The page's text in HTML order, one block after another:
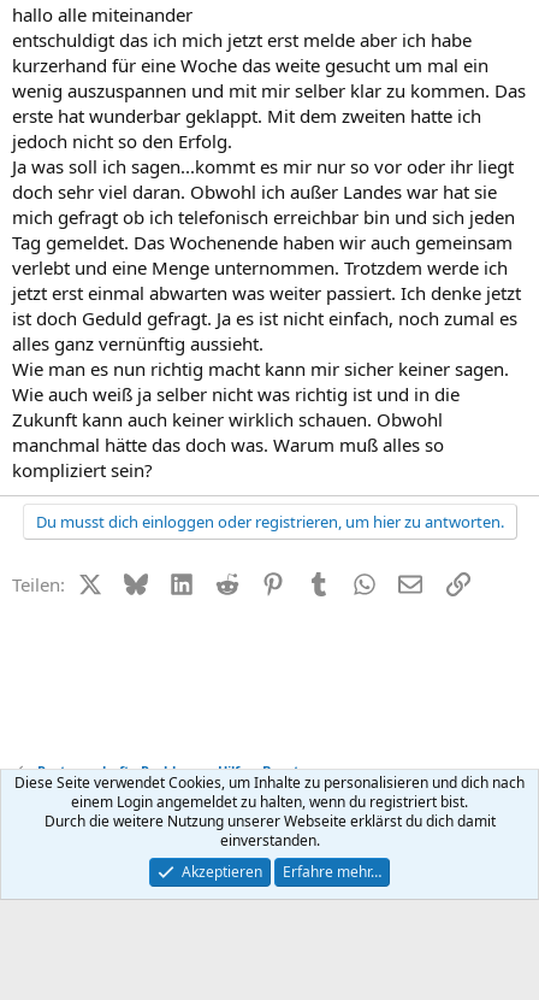
hallo alle miteinander
entschuldigt das ich mich jetzt erst melde aber ich habe
kurzerhand für eine Woche das weite gesucht um mal ein
wenig auszuspannen und mit mir selber klar zu kommen. Das
erste hat wunderbar geklappt. Mit dem zweiten hatte ich
jedoch nicht so den Erfolg.
Ja was soll ich sagen...kommt es mir nur so vor oder ihr liegt
doch sehr viel daran. Obwohl ich außer Landes war hat sie
mich gefragt ob ich telefonisch erreichbar bin und sich jeden
Tag gemeldet. Das Wochenende haben wir auch gemeinsam
verlebt und eine Menge unternommen. Trotzdem werde ich
jetzt erst einmal abwarten was weiter passiert. Ich denke jetzt
ist doch Geduld gefragt. Ja es ist nicht einfach, noch zumal es
alles ganz vernünftig aussieht.
Wie man es nun richtig macht kann mir sicher keiner sagen.
Wie auch weiß ja selber nicht was richtig ist und in die
Zukunft kann auch keiner wirklich schauen. Obwohl
manchmal hätte das doch was. Warum muß alles so
kompliziert sein?
Du musst dich einloggen oder registrieren, um hier zu antworten.
Teilen: X (Twitter)
BlueskyLinkedIn
Reddit PinterestTumblr WhatsApp
E-MailLink
Partnerschafts-Probleme - Hilfe + Beratung
Kontakt Nutzungsbedingungen Datenschutz Hilfe
R
Community platform by XenForo ® © 2010-2026 XenForo Ltd.
Diese Seite verwendet Cookies, um Inhalte zu personalisieren und dich nach
einem Login angemeldet zu halten, wenn du registriert bist.
Durch die weitere Nutzung unserer Webseite erklärst du dich damit
einverstanden.
Akzeptieren
Erfahre mehr…